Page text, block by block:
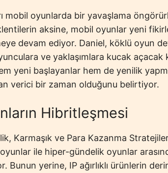
mobil oyunlarda bir yavaşlama
aksine, mobil oyunlar yeni
devam ediyor. Daniel, köklü oyun
ve yaklaşımlara kucak
yeni başlayanlar hem de yenilik
verici bir zaman olduğunu belirtiyor.
Hibritleşmesi
Karmaşık ve Para Kazanma
oyunlar ile hiper-gündelik oyunlar
Bunun yerine, IP ağırlıklı ürünlerin